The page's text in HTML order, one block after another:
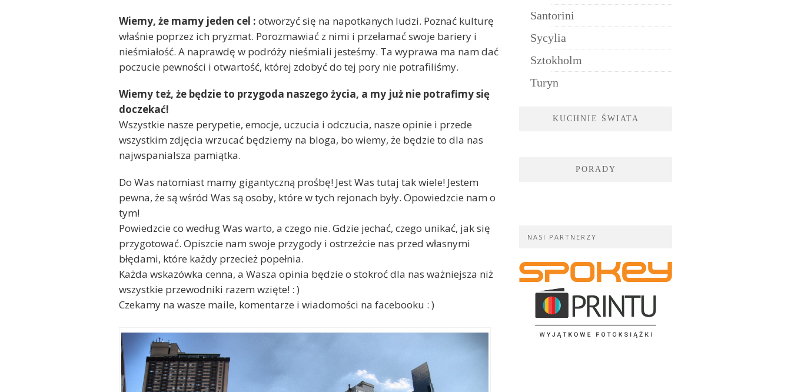
Wiemy, że mamy jeden cel : otworzyć się na napotkanych ludzi. Poznać kulturę
właśnie poprzez ich pryzmat. Porozmawiać z nimi i przełamać swoje bariery i
nieśmiałość. A naprawdę w podróży nieśmiali jesteśmy. Ta wyprawa ma nam dać
poczucie pewności i otwartość, której zdobyć do tej pory nie potrafiliśmy.
Wiemy też, że będzie to przygoda naszego życia, a my już nie potrafimy się
doczekać!
Wszystkie nasze perypetie, emocje, uczucia i odczucia, nasze opinie i przede
wszystkim zdjęcia wrzucać będziemy na bloga, bo wiemy, że będzie to dla nas
najwspanialsza pamiątka.
Do Was natomiast mamy gigantyczną prośbę! Jest Was tutaj tak wiele! Jestem
pewna, że są wśród Was są osoby, które w tych rejonach były. Opowiedzcie nam o
tym!
Powiedzcie co według Was warto, a czego nie. Gdzie jechać, czego unikać, jak się
przygotować. Opiszcie nam swoje przygody i ostrzeżcie nas przed własnymi
błędami, które każdy przecież popełnia.
Każda wskazówka cenna, a Wasza opinia będzie o stokroć dla nas ważniejsza niż
wszystkie przewodniki razem wzięte! : )
Czekamy na wasze maile, komentarze i wiadomości na facebooku : )
Santorini
Sycylia
Sztokholm
Turyn
KUCHNIE ŚWIATA
PORADY
NASI PARTNERZY